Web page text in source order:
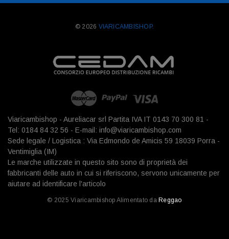
© 2026 VIARICAMBISHOP.
Viaricambishop - Aureliacar srl Partita IVA IT 0143 70 300 81 -
Tel: 0184 84 32 56 - E-mail: info@viaricambishop.com
Sede legale / Logistica : Via Edmondo de Amicis 59 18039 Porra -
Ventimiglia (IM)
Le marche utilizzate in questo sito sono di proprietà dei
fabbricanti delle auto in cui si riferiscono, servono unicamente per
aiutare ad identificare l'articolo
© 2025 Viaricambishop Alimentato da Reggao